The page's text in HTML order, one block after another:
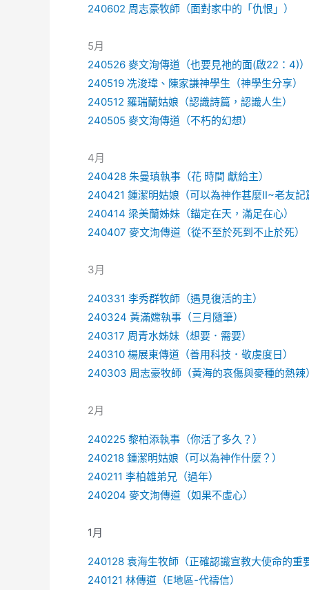
240602 周志豪牧師（面對家中的「仇恨」）
5月
240526 麥文洵傳道（也要見祂的面(啟22：4)）
240519 冼浚瑋、陳家謙神學生（神學生分享）
240512 羅瑞蘭姑娘（認識詩篇，認識人生）
240505 麥文洵傳道（不朽的幻想）
4月
240428 朱曼瑱執事（花 時間 獻給主）
240421 鍾潔明姑娘（可以為神作甚麼II~老友記
240414 梁美蘭姊妹（錨定在天，滿足在心）
240407 麥文洵傳道（從不至於死到不止於死）
3月
240331 李秀群牧師（遇見復活的主）
240324 黃滿嫦執事（三月隨筆）
240317 周青水姊妹（想要．需要）
240310 楊展東傳道（善用科技．敬虔度日）
240303 周志豪牧師（黃海的哀傷與麥種的熱辣）
2月
240225 黎柏添執事（你活了多久？）
240218 鍾潔明姑娘（可以為神作什麼？）
240211 李柏雄弟兄（過年）
240204 麥文洵傳道（如果不虛心）
1月
240128 袁海生牧師（正確認識宣教大使命的重
240121 林傳道（E地區-代禱信）